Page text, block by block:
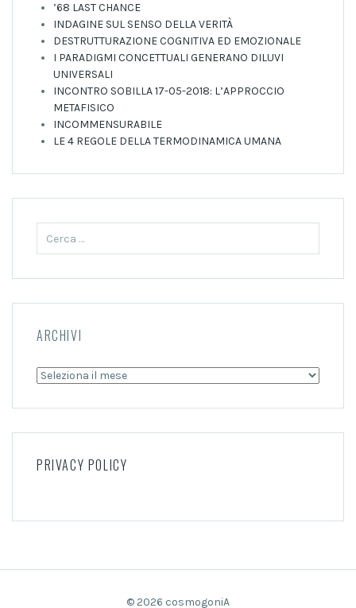
’68 LAST CHANCE
INDAGINE SUL SENSO DELLA VERITÀ
DESTRUTTURAZIONE COGNITIVA ED EMOZIONALE
I PARADIGMI CONCETTUALI GENERANO DILUVI
UNIVERSALI
INCONTRO SOBILLA 17-05-2018: L’APPROCCIO
METAFISICO
INCOMMENSURABILE
LE 4 REGOLE DELLA TERMODINAMICA UMANA
per:
ARCHIVI
Archivi
PRIVACY POLICY
© 2026 cosmogoniA